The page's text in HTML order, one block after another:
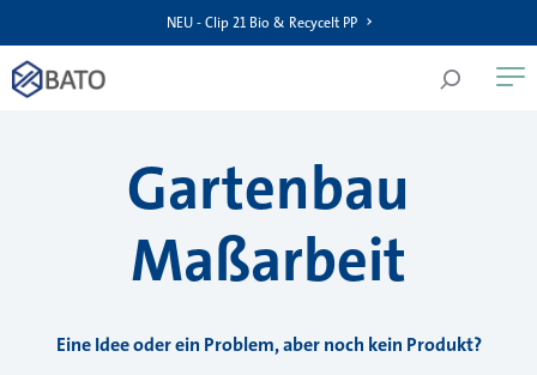
NEU - Clip 21 Bio & Recycelt PP
Gartenbau
Maßarbeit
Eine Idee oder ein Problem, aber noch kein Produkt?